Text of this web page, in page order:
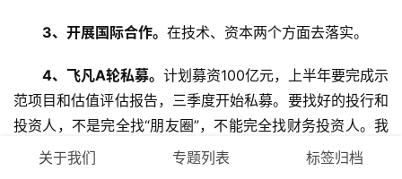
3、开展国际合作。 在技术、资本两个方面去落实。
4、飞凡A轮私募。 计划募资100亿元，上半年要完成示
范项目和估值评估报告，三季度开始私募。要找好的投行和
投资人，不是完全找“朋友圈”，不能完全找财务投资人。我
年会上把飞凡的发展目标说了，明年要盈利，2020年要利
关于我们 专题列表 标签归档